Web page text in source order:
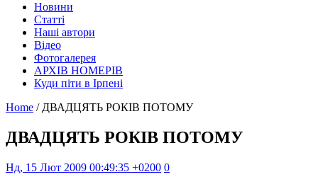
Новини
Статті
Наші автори
Відео
Фотогалерея
АРХІВ НОМЕРІВ
Куди піти в Ірпені
Home / ДВАДЦЯТЬ РОКІВ ПОТОМУ
ДВАДЦЯТЬ РОКІВ ПОТОМУ
Нд, 15 Лют 2009 00:49:35 +0200 0